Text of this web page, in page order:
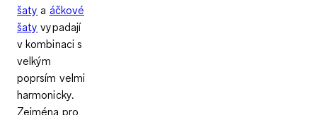
šaty a áčkové
šaty vypadají
v kombinaci s
velkým
poprsím velmi
harmonicky.
Zejména pro